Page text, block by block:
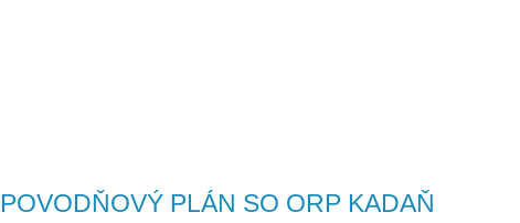
POVODŇOVÝ PLÁN SO ORP KADAŇ